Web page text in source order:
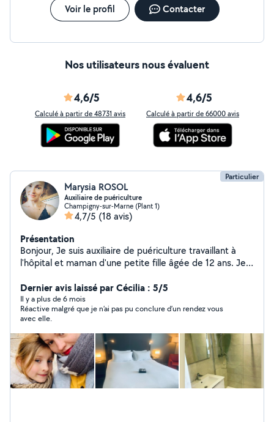
tables fleuris, arches et nappes de table, housses de
chaises, kits vaisselles... Laissez-nous un message
Voir le profil Contacter
Nos utilisateurs nous évaluent
4,6/5
Calculé à partir de 48731 avis
4,6/5
Calculé à partir de 66000 avis
Particulier
Marysia ROSOL
Auxiliaire de puériculture
Champigny-sur-Marne (Plant 1)
4,7/5 (18 avis)
Présentation
Bonjour, Je suis auxiliaire de puériculture travaillant à
l'hôpital et maman d'une petite fille âgée de 12 ans. Je
occasionnelle ou les heures de ménage et le repassage.
Je suis responsable et sérieuse. J'ai plusieurs années
d'expériences comme employée de maison chez
particuliers. J'ai travaillé aussi en tant que femme de
chambre dans un hôtel à Paris. Je suis disponible en
semaine et le week-end. Je suis d'origine polonaise.
N'hésitez pas à me contacter Merci et à bientôt !
Dernier avis laissé par Cécilia : 5/5
Il y a plus de 6 mois
Réactive malgré que je n’ai pas pu conclure d’un rendez vous
avec elle.